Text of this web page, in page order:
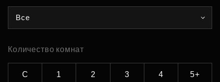
Все
Количество комнат
С 1 2 3 4 5+